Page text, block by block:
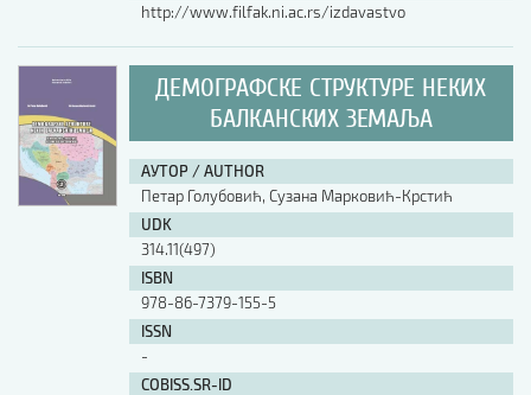
http://www.filfak.ni.ac.rs/izdavastvo
ДЕМОГРАФСКЕ СТРУКТУРЕ НЕКИХ
БАЛКАНСКИХ ЗЕМАЉА
АУТОР / AUTHOR
Петар Голубовић, Сузана Марковић-Крстић
UDK
314.11(497)
ISBN
978-86-7379-155-5
ISSN
-
COBISS.SR-ID